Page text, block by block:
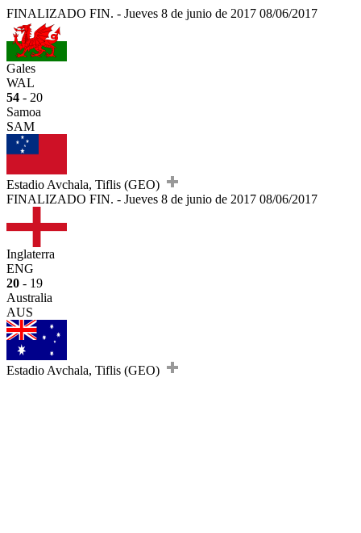
FINALIZADO FIN. - Jueves 8 de junio de 2017 08/06/2017
Gales
WAL
54 - 20
Samoa
SAM
Estadio Avchala, Tiflis (GEO)
FINALIZADO FIN. - Jueves 8 de junio de 2017 08/06/2017
Inglaterra
ENG
20 - 19
Australia
AUS
Estadio Avchala, Tiflis (GEO)